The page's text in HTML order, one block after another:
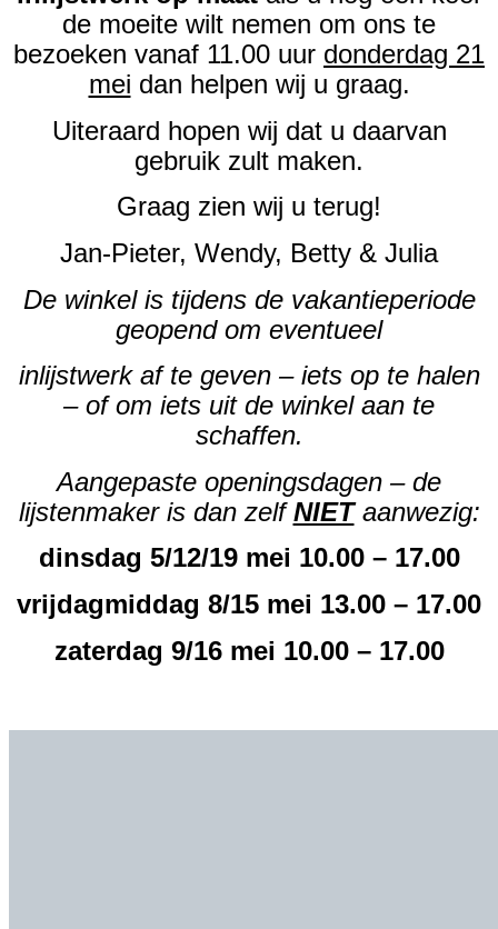
de moeite wilt nemen om ons te
bezoeken vanaf 11.00 uur donderdag 21
mei dan helpen wij u graag.
Uiteraard hopen wij dat u daarvan
gebruik zult maken.
Graag zien wij u terug!
Jan-Pieter, Wendy, Betty & Julia
De winkel is tijdens de vakantieperiode
geopend om eventueel
inlijstwerk af te geven – iets op te halen
– of om iets uit de winkel aan te
schaffen.
Aangepaste openingsdagen – de
lijstenmaker is dan zelfNIETaanwezig:
dinsdag 5/12/19 mei 10.00 – 17.00
vrijdagmiddag 8/15 mei 13.00 – 17.00
zaterdag 9/16 mei 10.00 – 17.00